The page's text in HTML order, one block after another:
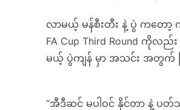
လာမယ့် မန်စီးတီး နဲ့ ပွဲ ကတော့
FA Cup Third Round ကိုလည်
မယ့် ပွဲကျန် မှာ အသင်း အတွက် ပ
“အီဒီဆင် မပါဝင် နိုင်တာ နဲ့